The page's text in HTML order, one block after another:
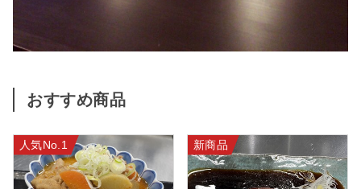
おすすめ商品
人気No.1 新商品